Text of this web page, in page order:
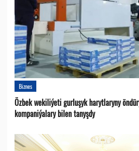
Biznes
Özbek wekiliýeti gurluşyk harytlaryny
kompaniýalary bilen tanyşdy